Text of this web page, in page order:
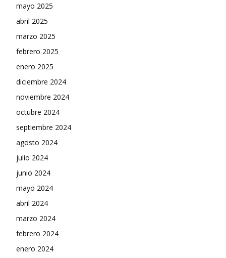
mayo 2025
abril 2025
marzo 2025
febrero 2025
enero 2025
diciembre 2024
noviembre 2024
octubre 2024
septiembre 2024
agosto 2024
julio 2024
junio 2024
mayo 2024
abril 2024
marzo 2024
febrero 2024
enero 2024